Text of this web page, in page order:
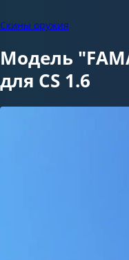
Скины оружия
Модель
для CS 1.6